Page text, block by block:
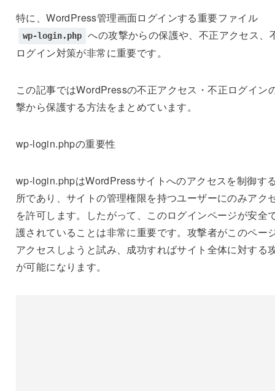
特に、WordPress管理画面ログインする重要ファイル
wp-login.php
への攻撃からの保護や、不正アクセス、
ログイン対策が非常に重要です。
この記事ではWordPressの不正アクセス・不正ログイン
撃から保護する方法をまとめています。
wp-login.phpの重要性
wp-login.phpはWordPressサイトへのアクセスを制御す
所であり、サイトの管理権限を持つユーザーにのみアク
を許可します。したがって、このログインページが安全
護されていることは非常に重要です。攻撃者がこのペー
アクセスしようと試み、成功すればサイト全体に対する
が可能になります。